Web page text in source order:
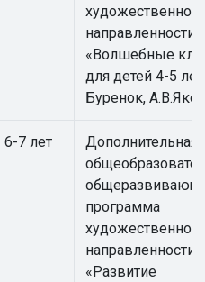
художественной
направленности
«Волшебные
для детей 4-5
Буренок,
6-7 лет
Дополнительная
программа
художественной
направленности
«Развитие